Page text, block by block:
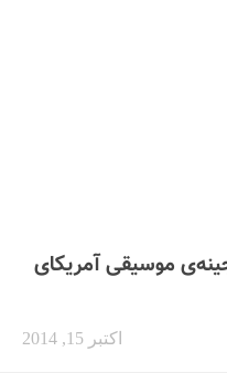
موسیقی آمریکای
اکتبر 15, 2014